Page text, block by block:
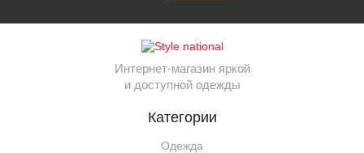
Интернет-магазин яркой
и доступной одежды
Категории
Одежда